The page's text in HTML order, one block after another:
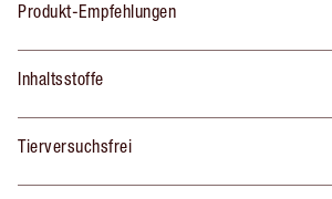
Produkt-Empfehlungen
Inhaltsstoffe
Tierversuchsfrei